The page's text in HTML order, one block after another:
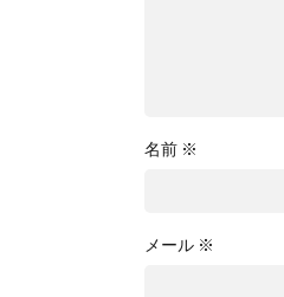
名前 ※
メール ※